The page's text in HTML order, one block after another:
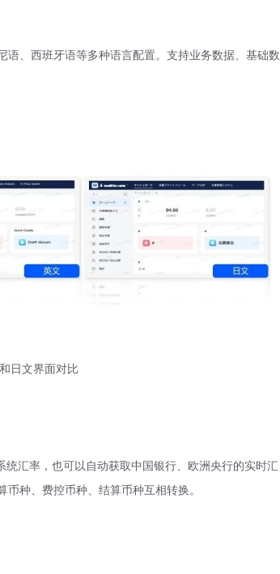
、西班牙语等多种语言配置。支持业务数据、基础数
日文界面对比
汇率，也可以自动获取中国银行、欧洲央行的实时汇
种、费控币种、结算币种互相转换。